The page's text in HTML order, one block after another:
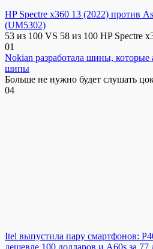
HP Spectre x360 13 (2022) против
(UM5302)
53 из 100 VS 58 из 100 HP Spectre
01
Nokian разработала шины,
шипы
Больше не нужно будет слушать
04
Itel выпустила пару смартфонов:
дешевле 100 долларов и A60s за 77